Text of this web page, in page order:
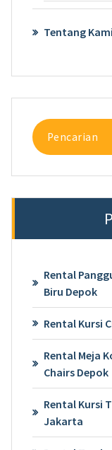
Tentang Kami
Pencarian
untuk:
Rental
Biru Depok
Rental Kursi
Rental Meja
Chairs Depok
Rental Kursi
Jakarta